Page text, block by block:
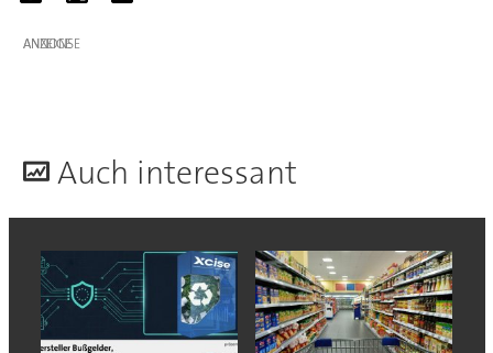
ANZEIGE
Auch interessant